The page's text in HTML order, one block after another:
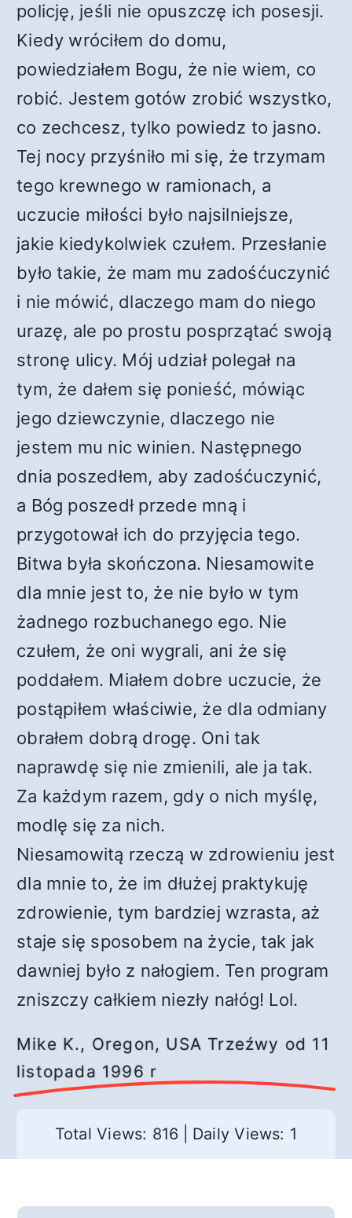
policję, jeśli nie opuszczę ich posesji.
Kiedy wróciłem do domu,
powiedziałem Bogu, że nie wiem, co
robić. Jestem gotów zrobić wszystko,
co zechcesz, tylko powiedz to jasno.
Tej nocy przyśniło mi się, że trzymam
tego krewnego w ramionach, a
uczucie miłości było najsilniejsze,
jakie kiedykolwiek czułem. Przesłanie
było takie, że mam mu zadośćuczynić
i nie mówić, dlaczego mam do niego
urazę, ale po prostu posprzątać swoją
stronę ulicy. Mój udział polegał na
tym, że dałem się ponieść, mówiąc
jego dziewczynie, dlaczego nie
jestem mu nic winien. Następnego
dnia poszedłem, aby zadośćuczynić,
a Bóg poszedł przede mną i
przygotował ich do przyjęcia tego.
Bitwa była skończona. Niesamowite
dla mnie jest to, że nie było w tym
żadnego rozbuchanego ego. Nie
czułem, że oni wygrali, ani że się
poddałem. Miałem dobre uczucie, że
postąpiłem właściwie, że dla odmiany
obrałem dobrą drogę. Oni tak
naprawdę się nie zmienili, ale ja tak.
Za każdym razem, gdy o nich myślę,
modlę się za nich.
Niesamowitą rzeczą w zdrowieniu jest
dla mnie to, że im dłużej praktykuję
zdrowienie, tym bardziej wzrasta, aż
staje się sposobem na życie, tak jak
dawniej było z nałogiem. Ten program
zniszczy całkiem niezły nałóg! Lol.
Mike K., Oregon, USA Trzeźwy od 11
listopada 1996 r
Total Views: 816 Daily Views: 1